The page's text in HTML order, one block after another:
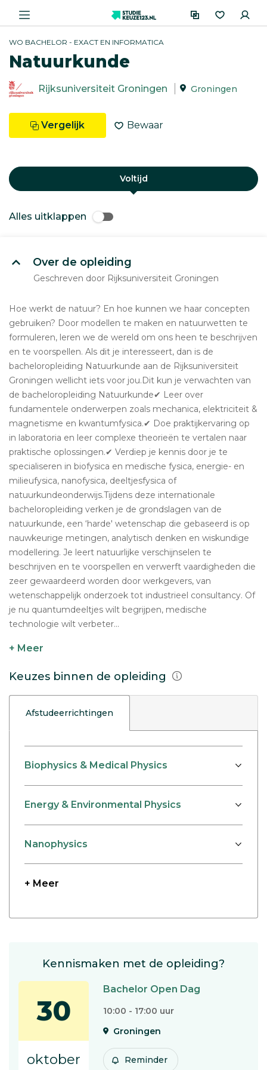
WO BACHELOR - EXACT EN INFORMATICA
Natuurkunde
Rijksuniversiteit Groningen Groningen
Vergelijk Bewaar
Voltijd
Alles uitklappen
Over de opleiding
Geschreven door Rijksuniversiteit Groningen
Hoe werkt de natuur? En hoe kunnen we haar concepten
gebruiken? Door modellen te maken en natuurwetten te
formuleren, leren we de wereld om ons heen te beschrijven
en te voorspellen. Als dit je interesseert, dan is de
bacheloropleiding Natuurkunde aan de Rijksuniversiteit
Groningen wellicht iets voor jou.Dit kun je verwachten van
de bacheloropleiding Natuurkunde✔ Leer over
fundamentele onderwerpen zoals mechanica, elektriciteit &
magnetisme en kwantumfysica.✔ Doe praktijkervaring op
in laboratoria en leer complexe theorieën te vertalen naar
praktische oplossingen.✔ Verdiep je kennis door je te
specialiseren in biofysica en medische fysica, energie- en
milieufysica, nanofysica, deeltjesfysica of
natuurkundeonderwijs.Tijdens deze internationale
bacheloropleiding verken je de grondslagen van de
natuurkunde, een ‘harde' wetenschap die gebaseerd is op
nauwkeurige metingen, analytisch denken en wiskundige
modellering. Je leert natuurlijke verschijnselen te
beschrijven en te voorspellen en verwerft vaardigheden die
zeer gewaardeerd worden door werkgevers, van
wetenschappelijk onderzoek tot industrieel consultancy. Of
je nu quantumdeeltjes wilt begrijpen, medische
technologie wilt verbeter...
+ Meer
Keuzes binnen de opleiding
Afstudeerrichtingen
Biophysics & Medical Physics
Energy & Environmental Physics
Nanophysics
+ Meer
Kennismaken met de opleiding?
30
oktober
Bachelor Open Dag
10:00 - 17:00 uur
Groningen
Reminder